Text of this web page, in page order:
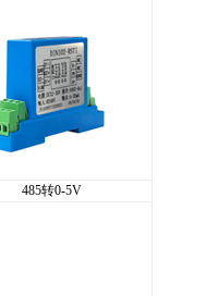
485转0-5V